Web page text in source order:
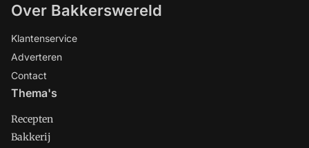
Over Bakkerswereld
Klantenservice
Adverteren
Contact
Thema's
Recepten
Bakkerij